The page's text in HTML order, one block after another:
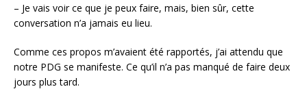
– Je vais voir ce que je peux faire, mais, bien sûr, cette
conversation n’a jamais eu lieu.
Comme ces propos m’avaient été rapportés, j’ai attendu que
notre PDG se manifeste. Ce qu’il n’a pas manqué de faire deux
jours plus tard.